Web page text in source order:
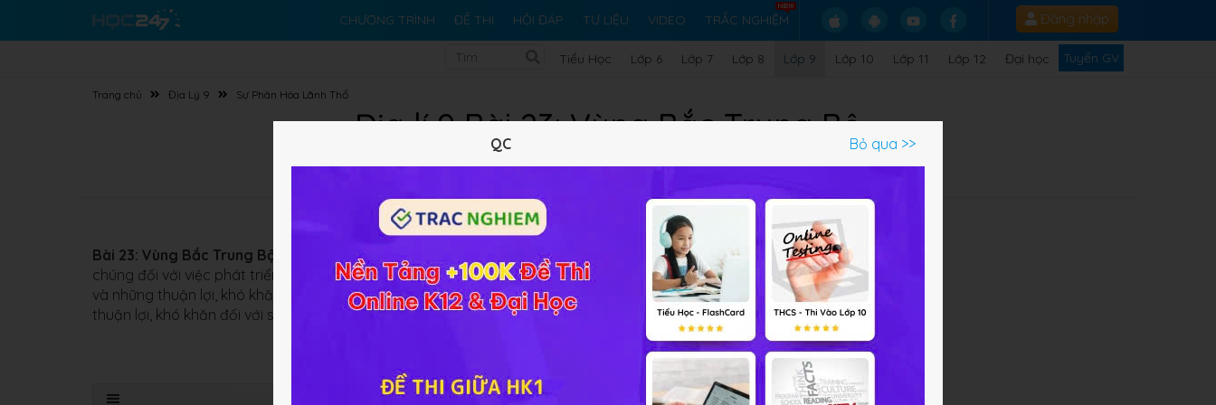
CHƯƠNG TRÌNH ĐỀ THI HỎI ĐÁP TƯ LIỆU VIDEO TRẮC NGHIỆM Đăng nhập
Tiểu Học Lớp 6 Lớp 7 Lớp 8 Lớp 9 Lớp 10 Lớp 11 Lớp 12 Đại học Tuyển GV
Trang chủ Địa Lý 9 Sự Phân Hóa Lãnh Thổ
Địa lí 9 Bài 23: Vùng Bắc Trung Bộ
Bài 23: Vùng Bắc Trung Bộ
này sẽ giúp các em học sinh nhận biết vị trí địa lí, giới hạn lãnh thổ và ý nghĩa của
chúng đối với việc phát triển kinh tế - xã hội. Trình bày được đặc điểm tự nhiên, tài nguyên thiên nhiên của vùng
và những thuận lợi, khó khăn đối với phát triển kinh tế - xã hội. Trình bày được đặc điểm dân cư, xã hội và những
thuận lợi, khó khăn đối với sự phát triển của vùng.
QC Bỏ qua >>